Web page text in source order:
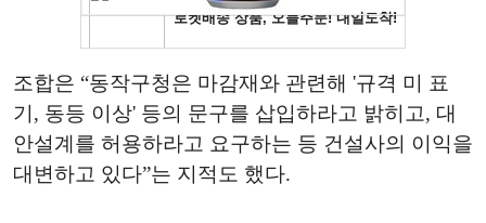
조합은 “동작구청은 마감재와 관련해 '규격 미 표
기, 동등 이상' 등의 문구를 삽입하라고 밝히고, 대
안설계를 허용하라고 요구하는 등 건설사의 이익을
대변하고 있다”는 지적도 했다.